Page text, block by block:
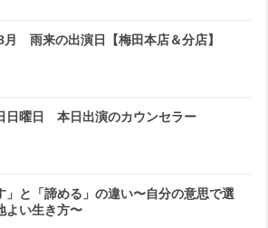
月 雨来の出演日【梅田本店＆分店】
日曜日 本日出演のカウンセラー
」と「諦める」の違い〜自分の意思で選
よい生き方〜